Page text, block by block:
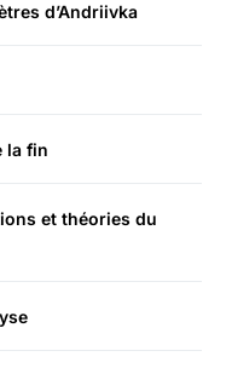
d’Andriivka
la fin
et théories du